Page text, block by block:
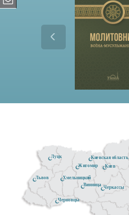
Черкассы
Черновцы
Киев
Киевская область
Житомир
Винница
Хмельницкий
Луцк
Львов